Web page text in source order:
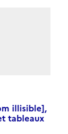
illisible],
tableaux